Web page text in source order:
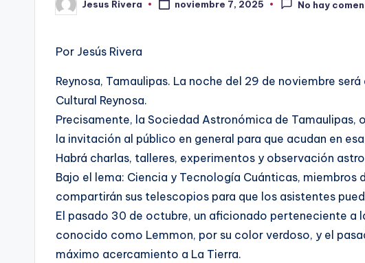
Publicado
por
Jesus Rivera noviembre 7, 2025 No hay
Por Jesús Rivera
Reynosa, Tamaulipas. La noche del 29 de noviembre
Cultural Reynosa.
Precisamente, la Sociedad Astronómica de
la invitación al público en general para que acudan en
Habrá charlas, talleres, experimentos y observación
Bajo el lema: Ciencia y Tecnología Cuánticas,
compartirán sus telescopios para que los asistentes
El pasado 30 de octubre, un aficionado perteneciente
conocido como Lemmon, por su color verdoso, y el
máximo acercamiento a La Tierra.